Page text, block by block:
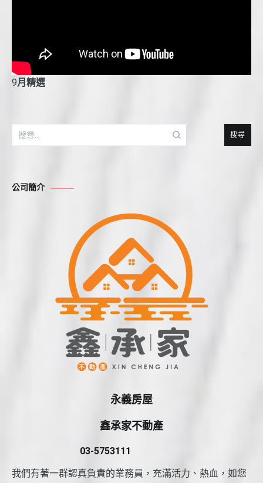
9月精選
搜
尋
字:
公司簡介
永義房屋
鑫承家不動產
03-5753111
我們有著一群認真負責的業務員，充滿活力、熱血，如您